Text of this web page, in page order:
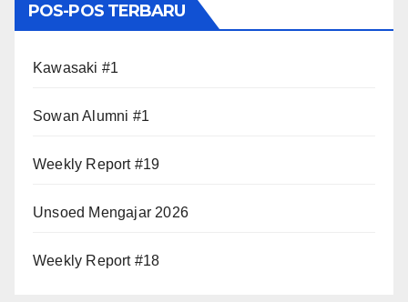
POS-POS TERBARU
Kawasaki #1
Sowan Alumni #1
Weekly Report #19
Unsoed Mengajar 2026
Weekly Report #18